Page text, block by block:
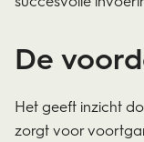
De
Het geeft inzicht
zorgt voor